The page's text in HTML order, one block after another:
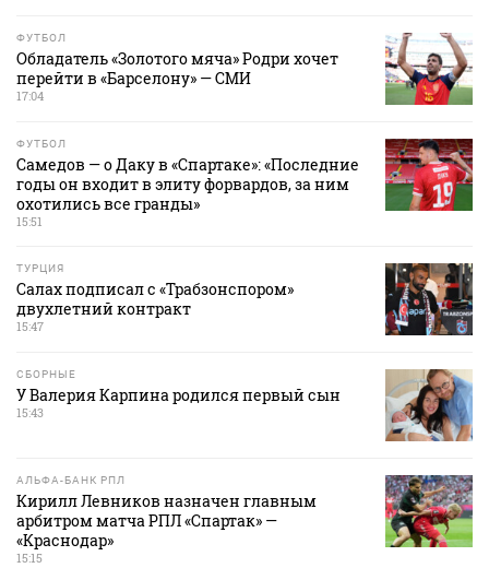
ФУТБОЛ
Обладатель «Золотого мяча» Родри хочет
перейти в «Барселону» — СМИ
17:04
ФУТБОЛ
Самедов — о Даку в «Спартаке»: «Последние
годы он входит в элиту форвардов, за ним
охотились все гранды»
15:51
ТУРЦИЯ
Салах подписал с «Трабзонспором»
двухлетний контракт
15:47
СБОРНЫЕ
У Валерия Карпина родился первый сын
15:43
АЛЬФА-БАНК РПЛ
Кирилл Левников назначен главным
арбитром матча РПЛ «Спартак» —
«Краснодар»
15:15